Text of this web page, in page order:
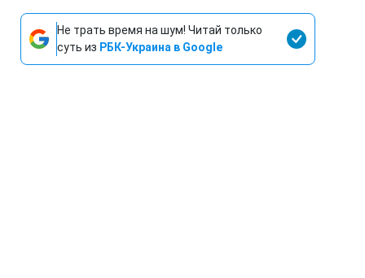
Не трать время на шум! Читай только
суть из РБК-Украина в Google